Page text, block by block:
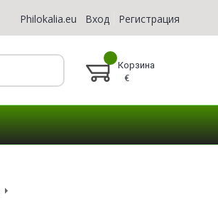
Philokalia.eu Вход Регистрация
Корзина
€